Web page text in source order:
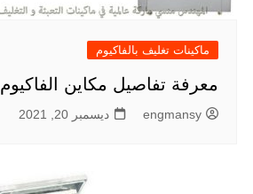
ماكينات تغليف بالفاكيوم
معرفة تفاصيل مكاين الفاكيوم
engmansy ديسمبر 20, 2021